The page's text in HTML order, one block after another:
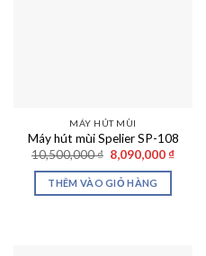
MÁY HÚT MÙI
Máy hút mùi Spelier SP-108
10,500,000₫ Giá
gốc
là:
10,500,000 ₫.
8,090,000 ₫Giá
THÊM VÀO GIỎ HÀNG